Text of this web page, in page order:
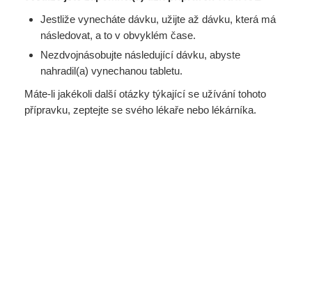
Jestliže vynecháte dávku, užijte až dávku, která má
následovat, a to v obvyklém čase.
Nezdvojnásobujte následující dávku, abyste
nahradil(a) vynechanou tabletu.
Máte-li jakékoli další otázky týkající se užívání tohoto
přípravku, zeptejte se svého lékaře nebo lékárníka.